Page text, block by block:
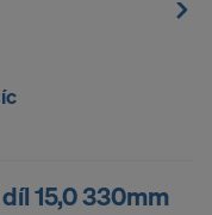
15,0 330mm
můžete Váš
odvolat.